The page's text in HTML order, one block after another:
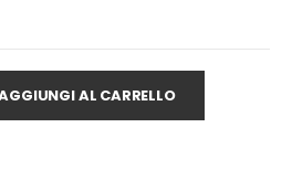
AL CARRELLO